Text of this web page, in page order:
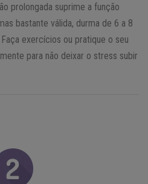
prolongada suprime a função
bastante válida, durma de 6 a 8
exercícios ou pratique o seu
para não deixar o stress subir